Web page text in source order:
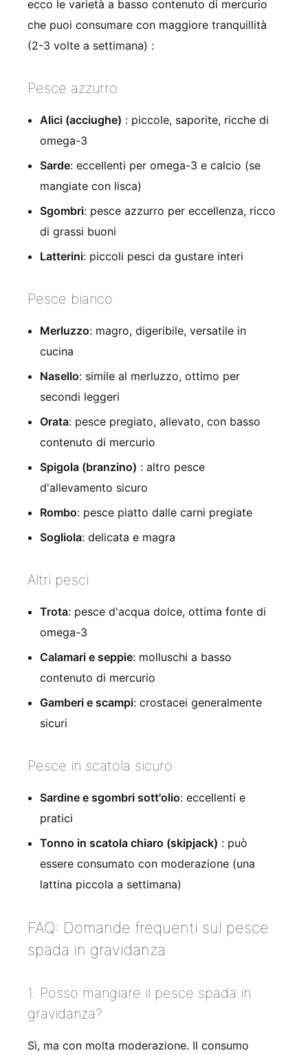
ecco le varietà a basso contenuto di mercurio
che puoi consumare con maggiore tranquillità
(2-3 volte a settimana) :
Pesce azzurro
Alici (acciughe) : piccole, saporite, ricche di
omega-3
Sarde: eccellenti per omega-3 e calcio (se
mangiate con lisca)
Sgombri: pesce azzurro per eccellenza, ricco
di grassi buoni
Latterini: piccoli pesci da gustare interi
Pesce bianco
Merluzzo: magro, digeribile, versatile in
cucina
Nasello: simile al merluzzo, ottimo per
secondi leggeri
Orata: pesce pregiato, allevato, con basso
contenuto di mercurio
Spigola (branzino) : altro pesce
d'allevamento sicuro
Rombo: pesce piatto dalle carni pregiate
Sogliola: delicata e magra
Altri pesci
Trota: pesce d'acqua dolce, ottima fonte di
omega-3
Calamari e seppie: molluschi a basso
contenuto di mercurio
Gamberi e scampi: crostacei generalmente
sicuri
Pesce in scatola sicuro
Sardine e sgombri sott'olio: eccellenti e
pratici
Tonno in scatola chiaro (skipjack) : può
essere consumato con moderazione (una
lattina piccola a settimana)
FAQ: Domande frequenti sul pesce
spada in gravidanza
1. Posso mangiare il pesce spada in
gravidanza?
Sì, ma con molta moderazione. Il consumo